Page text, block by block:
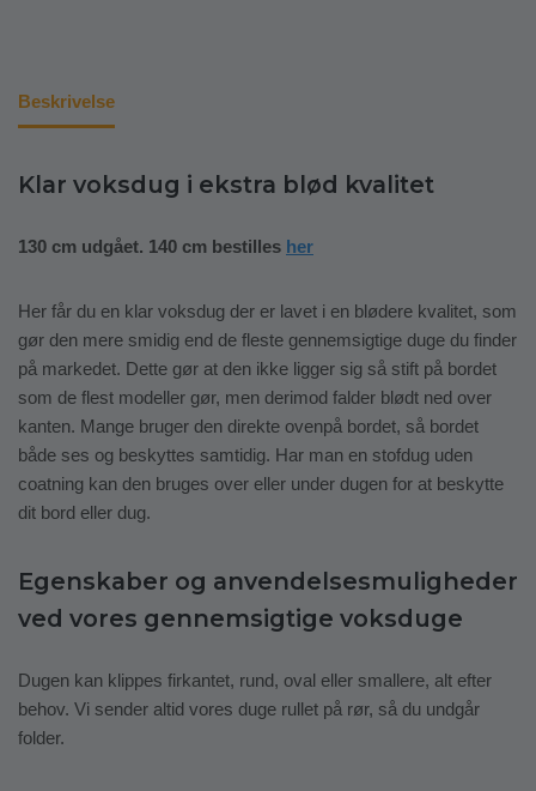
Beskrivelse
Klar voksdug i ekstra blød kvalitet
130 cm udgået. 140 cm bestilles her
Her får du en klar voksdug der er lavet i en blødere kvalitet, som
gør den mere smidig end de fleste gennemsigtige duge du finder
på markedet. Dette gør at den ikke ligger sig så stift på bordet
som de flest modeller gør, men derimod falder blødt ned over
kanten. Mange bruger den direkte ovenpå bordet, så bordet
både ses og beskyttes samtidig. Har man en stofdug uden
coatning kan den bruges over eller under dugen for at beskytte
dit bord eller dug.
Egenskaber og anvendelsesmuligheder
ved vores gennemsigtige voksduge
Dugen kan klippes firkantet, rund, oval eller smallere, alt efter
behov. Vi sender altid vores duge rullet på rør, så du undgår
folder.